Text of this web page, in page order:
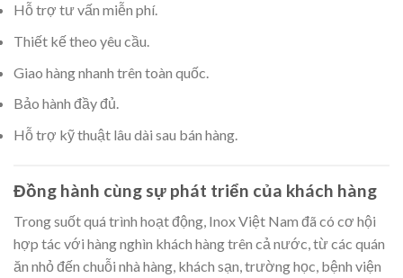
Hỗ trợ tư vấn miễn phí.
Thiết kế theo yêu cầu.
Giao hàng nhanh trên toàn quốc.
Bảo hành đầy đủ.
Hỗ trợ kỹ thuật lâu dài sau bán hàng.
Đồng hành cùng sự phát triển của khách hàng
Trong suốt quá trình hoạt động, Inox Việt Nam đã có cơ hội
hợp tác với hàng nghìn khách hàng trên cả nước, từ các quán
ăn nhỏ đến chuỗi nhà hàng, khách sạn, trường học, bệnh viện